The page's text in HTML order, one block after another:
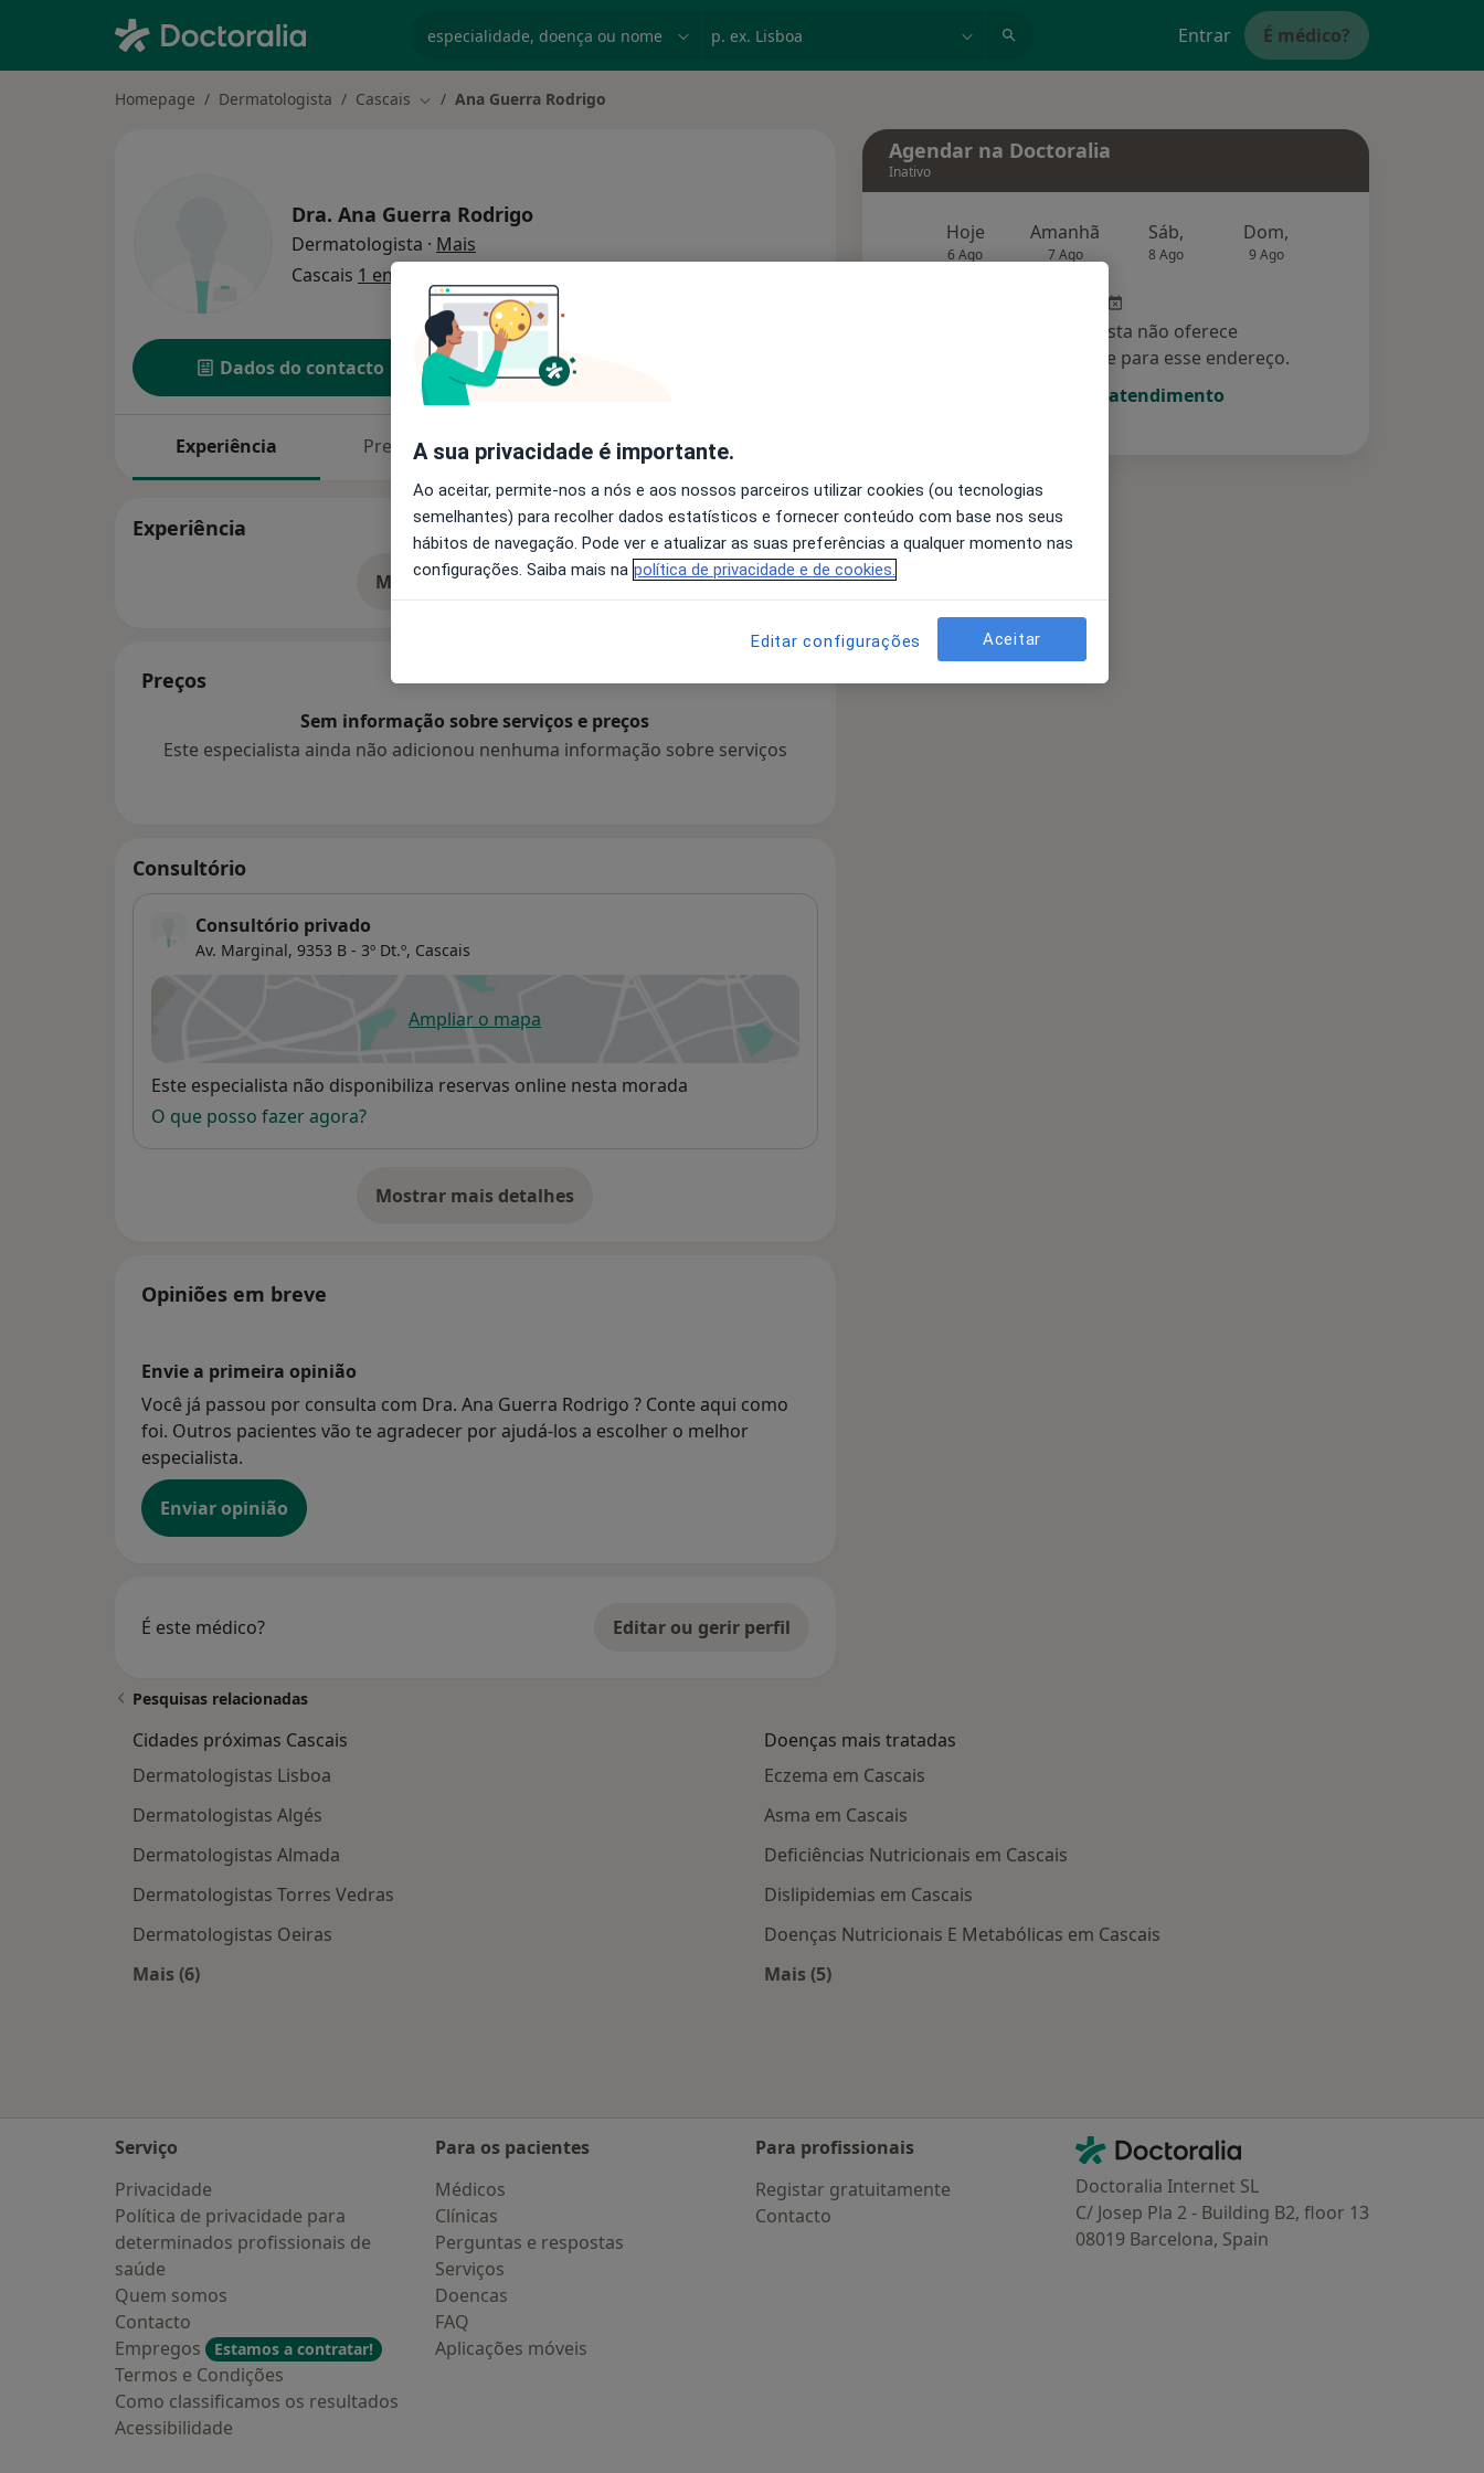
Entrar É médico?
Homepage Dermatologista Cascais Mudar de cidade
Ana Guerra Rodrigo
Dra. Ana Guerra Rodrigo
Dermatologista · Mais
Cascais 1 endereço
Dados do contacto Solicite um atendimento
Experiência Preços Consultórios Opiniões
Experiência
Mostrar mais detalhes
Preços
Sem informação sobre serviços e preços
Este especialista ainda não adicionou nenhuma informação sobre serviços
Consultório
Consultório privado
Av. Marginal, 9353 B - 3º Dt.º, Cascais
Ampliar o mapaabre num novo separador
Disponibilidade
Este especialista não disponibiliza reservas online nesta morada
O que posso fazer agora?
Mostrar mais detalhes
sobre o endereço
Opiniões em breve
Envie a primeira opinião
Você já passou por consulta com Dra. Ana Guerra Rodrigo ? Conte aqui como
foi. Outros pacientes vão te agradecer por ajudá-los a escolher o melhor
especialista.
Enviar opinião
É este médico? Editar ou gerir perfil
Agendar na Doctoralia
Inativo
Hoje
6 Ago
Amanhã
7 Ago
Sáb,
8 Ago
Dom,
9 Ago
Esse especialista não oferece
agendamento online para esse endereço.
Solicite um atendimento
Pesquisas relacionadas
Cidades próximas Cascais
Dermatologistas Lisboa
Dermatologistas Algés
Dermatologistas Almada
Dermatologistas Torres Vedras
Dermatologistas Oeiras
Mais (6)
Doenças mais tratadas
Eczema em Cascais
Asma em Cascais
Deficiências Nutricionais em Cascais
Dislipidemias em Cascais
Doenças Nutricionais E Metabólicas em Cascais
Mais (5)
Serviço
Privacidade
Política de privacidade para
determinados profissionais de
saúde
Quem somos
Contacto
Empregos
Estamos a contratar!
Termos e Condições
Como classificamos os resultados
Acessibilidade
Para os pacientes
Médicos
Clínicas
Perguntas e respostas
Serviços
Doencas
FAQ
Aplicações móveis
Para profissionais
Registar gratuitamente
Contacto
Contacto
Doctoralia - Homepage
Doctoralia Internet SL
C/ Josep Pla 2 - Building B2, floor 13
08019 Barcelona, Spain
A sua privacidade é importante.
Ao aceitar, permite-nos a nós e aos nossos parceiros utilizar cookies (ou tecnologias
semelhantes) para recolher dados estatísticos e fornecer conteúdo com base nos seus
hábitos de navegação. Pode ver e atualizar as suas preferências a qualquer momento nas
configurações. Saiba mais na política de privacidade e de cookies.
Editar configurações Aceitar